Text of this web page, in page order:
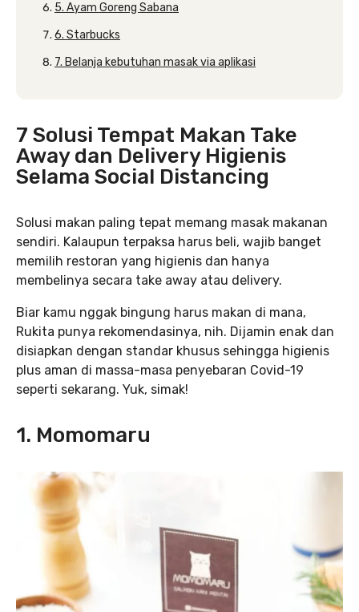
5. Ayam Goreng Sabana
6. Starbucks
7. Belanja kebutuhan masak via aplikasi
7 Solusi Tempat Makan Take
Away dan Delivery Higienis
Selama Social Distancing
Solusi makan paling tepat memang masak makanan
sendiri. Kalaupun terpaksa harus beli, wajib banget
memilih restoran yang higienis dan hanya
membelinya secara take away atau delivery.
Biar kamu nggak bingung harus makan di mana,
Rukita punya rekomendasinya, nih. Dijamin enak dan
disiapkan dengan standar khusus sehingga higienis
plus aman di massa-masa penyebaran Covid-19
seperti sekarang. Yuk, simak!
1. Momomaru